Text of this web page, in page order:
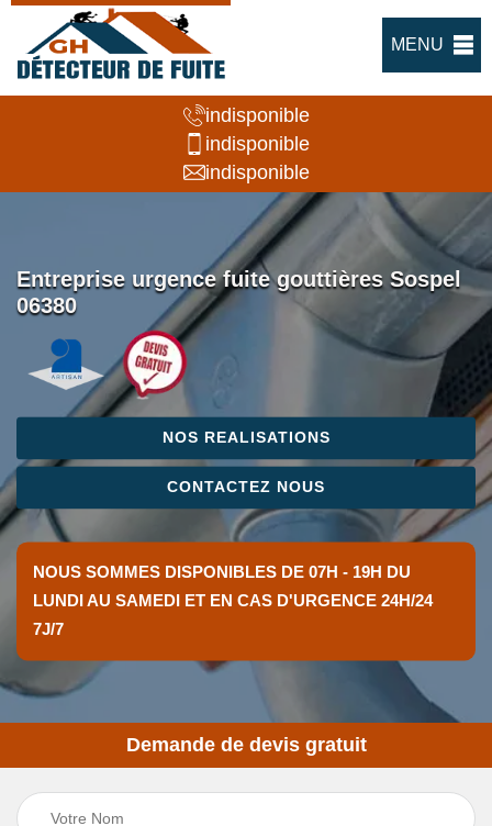
MENU
indisponible
indisponible
indisponible
Entreprise urgence fuite gouttières Sospel
06380
NOS REALISATIONS
CONTACTEZ NOUS
NOUS SOMMES DISPONIBLES DE 07H - 19H DU
LUNDI AU SAMEDI ET EN CAS D'URGENCE 24H/24
7J/7
Demande de devis gratuit